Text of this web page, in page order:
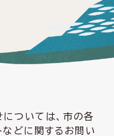
ついては、市の各
などに関するお問い